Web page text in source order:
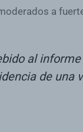
a
al informe
de una